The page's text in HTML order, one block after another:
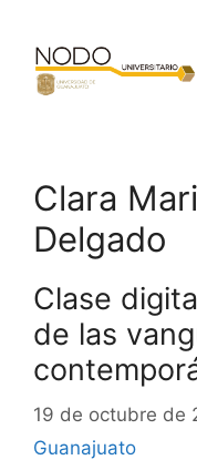
contenido
Clara
Delgado
Clase
de las
19 de octubre de
Guanajuato